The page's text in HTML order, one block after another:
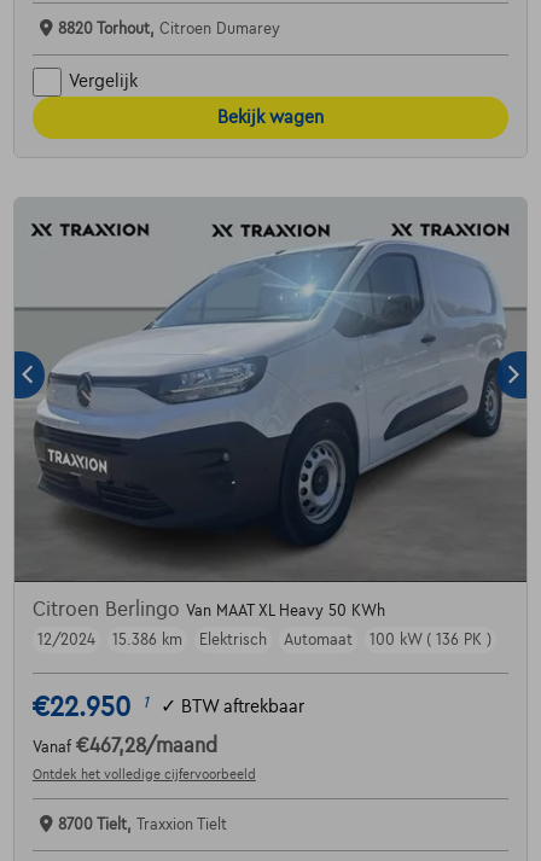
8820 Torhout, Citroen Dumarey
Vergelijk
Bekijk wagen
Citroen Berlingo Van MAAT XL Heavy 50 KWh
12/2024
15.386 km Elektrisch Automaat 100 kW ( 136 PK )
€22.950 1 ✓ BTW aftrekbaar
Vanaf €467,28/maand
Ontdek het volledige cijfervoorbeeld
8700 Tielt, Traxxion Tielt